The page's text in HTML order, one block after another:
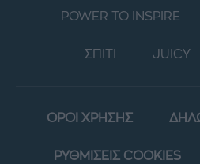
POWER TO INSPIRE
ΣΠΙΤΙ JUICY
ΟΡΟΙ ΧΡΗΣΗΣ
ΡΥΘΜΙΣΕΙΣ COOKIES